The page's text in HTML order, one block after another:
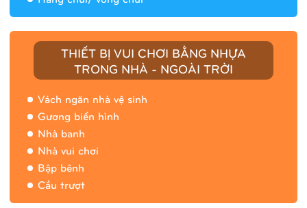
THIẾT BỊ VUI CHƠI BẰNG NHỰA
TRONG NHÀ - NGOÀI TRỜI
Vách ngăn nhà vệ sinh
Gương biến hình
Nhà banh
Nhà vui chơi
Bập bênh
Cầu trượt
Nhà banh 9H5408